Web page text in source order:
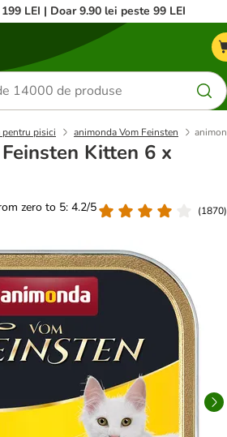
LEI | Doar 9.90 lei peste 99 LEI
pentru pisici animonda Vom Feinsten
Kitten 6 x
zero to 5: 4.2/5
(1870)